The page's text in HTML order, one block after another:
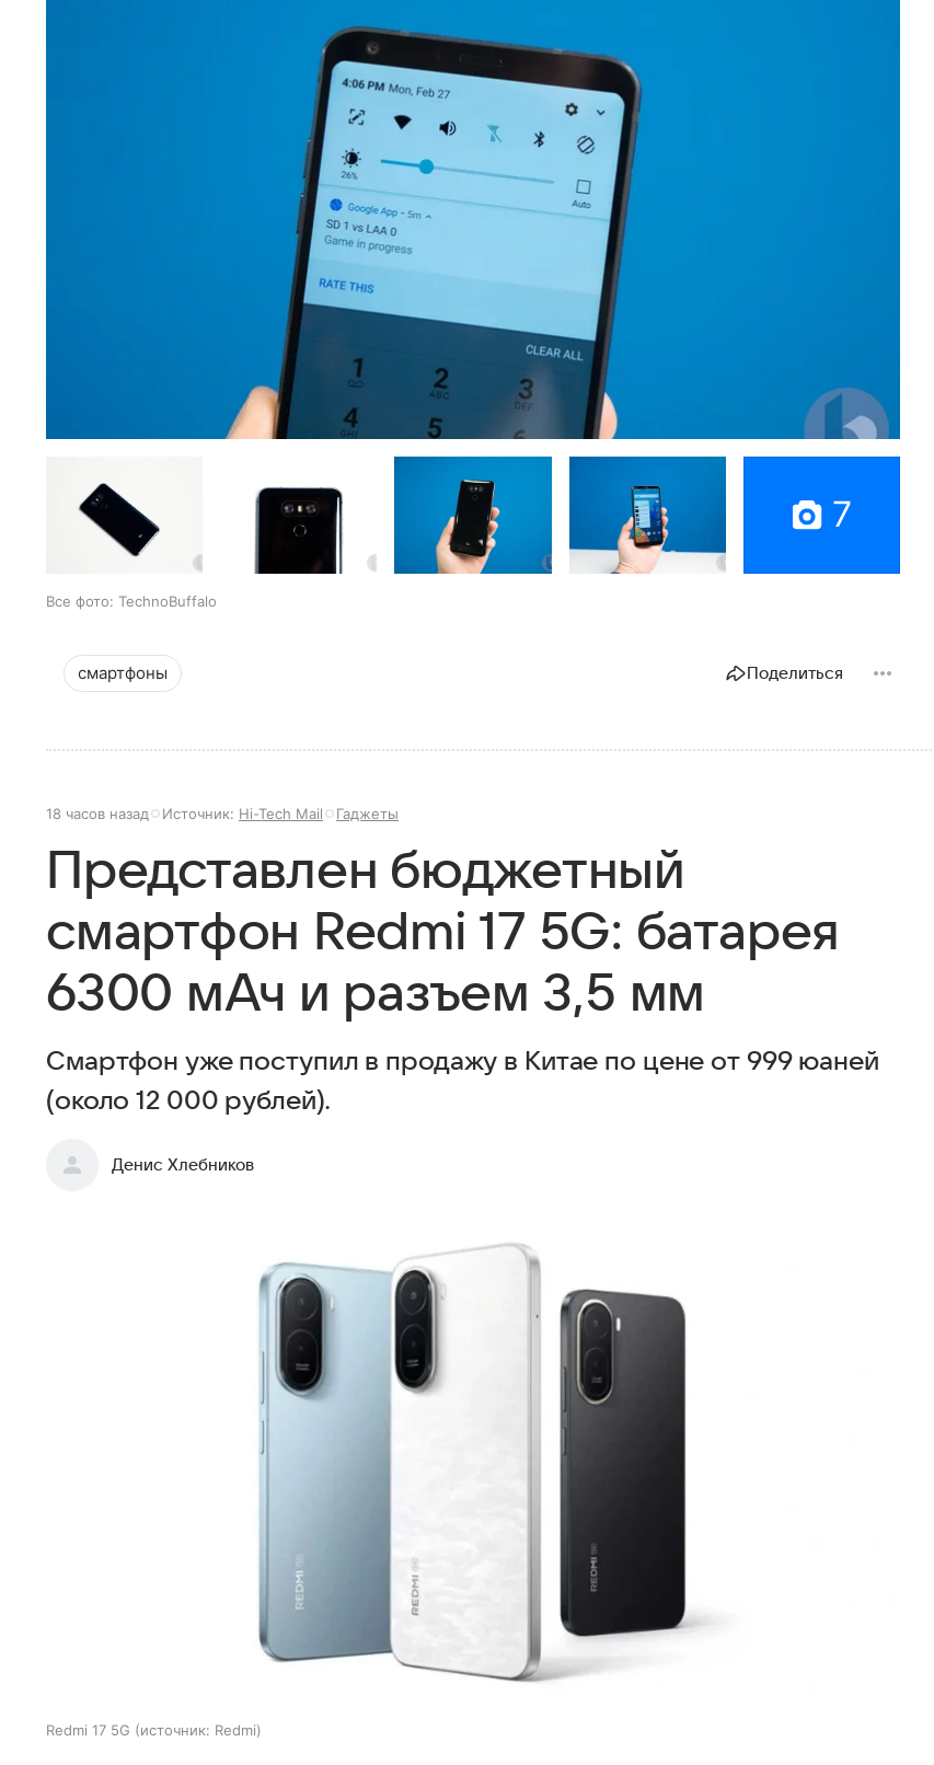
7
Все фото: TechnoBuffalo
смартфоны Поделиться
18 часов назад Источник: Hi-Tech Mail Гаджеты
Представлен бюджетный
смартфон Redmi 17 5G: батарея
6300 мАч и разъем 3,5 мм
Смартфон уже поступил в продажу в Китае по цене от 999 юаней
(около 12 000 рублей).
Денис Хлебников
Redmi 17 5G источник: Redmi